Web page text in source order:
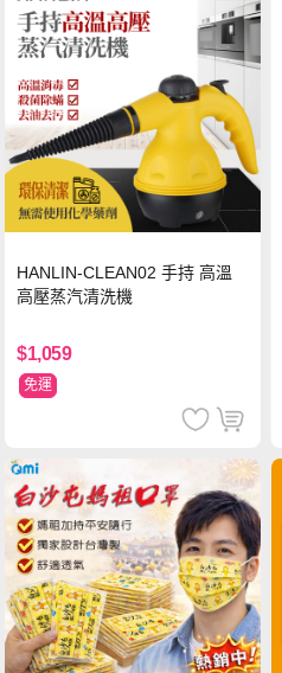
HANLIN-CLEAN02 手持 高溫
高壓蒸汽清洗機
$1,059
免運